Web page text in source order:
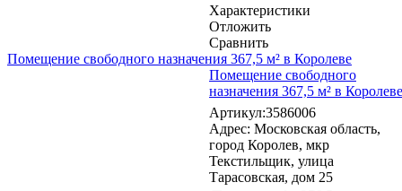
Характеристики
Отложить
Сравнить
Помещение свободного назначения 367,5 м² в Королеве
Помещение свободного
назначения 367,5 м² в Королеве
Артикул:3586006
Адрес: Московская область,
город Королев, мкр
Текстильщик, улица
Тарасовская, дом 25